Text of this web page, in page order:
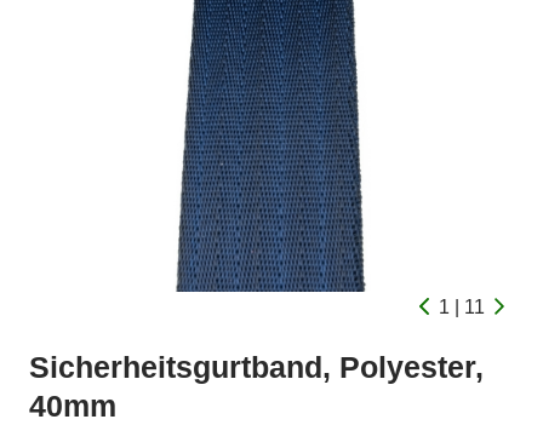
1 | 11
Sicherheitsgurtband, Polyester,
40mm